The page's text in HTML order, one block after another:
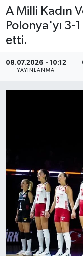
A Milli Kadın
Polonya'yı
etti.
08.07.2026 - 10:12
YAYINLANMA